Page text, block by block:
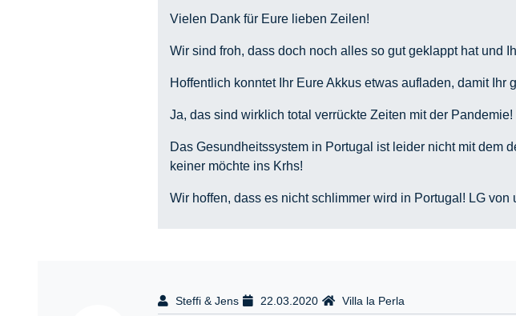
Vielen Dank für Eure lieben Zeilen!
Wir sind froh, dass doch noch alles so gut geklappt hat und
Hoffentlich konntet Ihr Eure Akkus etwas aufladen, damit Ihr
Ja, das sind wirklich total verrückte Zeiten mit der Pandemie!
Das Gesundheitssystem in Portugal ist leider nicht mit dem
keiner möchte ins Krhs!
Wir hoffen, dass es nicht schlimmer wird in Portugal! LG
Steffi & Jens 22.03.2020 Villa la Perla